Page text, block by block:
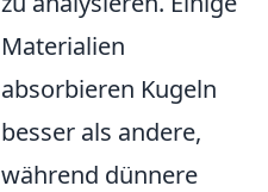
Materialien
absorbieren Kugeln
besser als andere,
während dünnere